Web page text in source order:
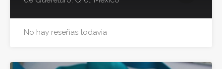
No hay reseñas todavia